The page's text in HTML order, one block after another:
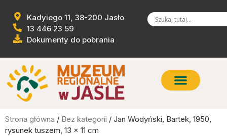
Kadyiego 11, 38-200 Jasło
13 446 23 59
Dokumenty do pobrania
Strona główna / Bez kategorii / Jan Wodyński, Bartek, 1950,
rysunek tuszem, 13 x 11 cm